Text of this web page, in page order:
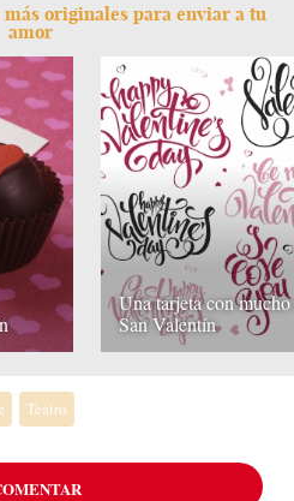
originales para enviar a tu
amor
Una tarjeta con
San Valentín
Teatro